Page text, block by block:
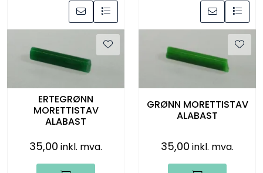
ERTEGRØNN
MORETTISTAV
ALABAST
35,00 inkl. mva.
GRØNN MORETTISTAV
ALABAST
35,00 inkl. mva.
Bøker